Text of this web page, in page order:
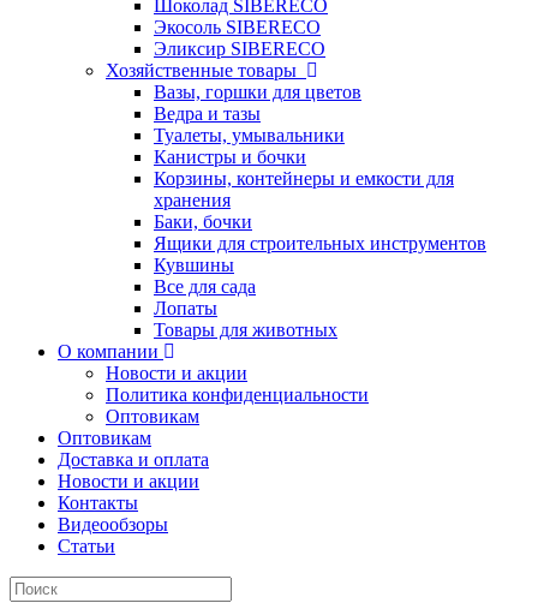
Шоколад SIBERECO
Экосоль SIBERECO
Эликсир SIBERECO
Хозяйственные товары
Вазы, горшки для цветов
Ведра и тазы
Туалеты, умывальники
Канистры и бочки
Корзины, контейнеры и емкости для
хранения
Баки, бочки
Ящики для строительных инструментов
Кувшины
Все для сада
Лопаты
Товары для животных
О компании
Новости и акции
Политика конфиденциальности
Оптовикам
Оптовикам
Доставка и оплата
Новости и акции
Контакты
Видеообзоры
Статьи